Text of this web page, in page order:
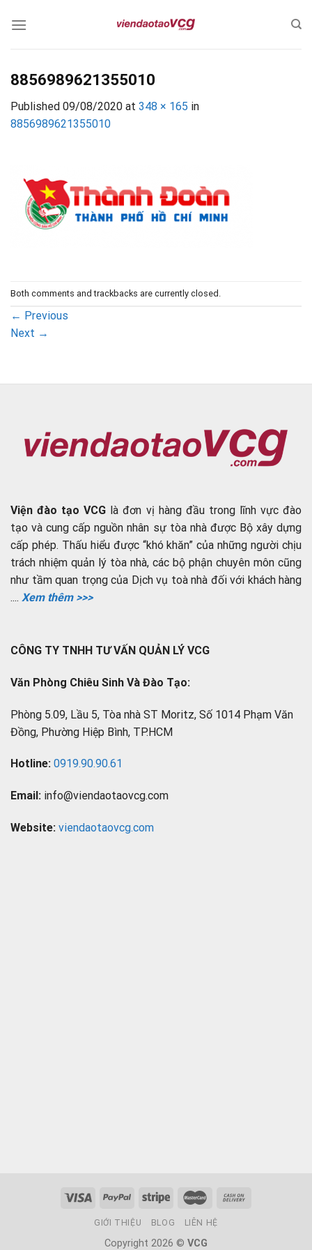
8856989621355010
Published 09/08/2020 at 348 × 165 in
8856989621355010
Both comments and trackbacks are currently closed.
← Previous
Next →
Viện đào tạo VCG là đơn vị hàng đầu trong lĩnh vực đào
tạo và cung cấp nguồn nhân sự tòa nhà được Bộ xây dựng
cấp phép. Thấu hiểu được “khó khăn” của những người chịu
trách nhiệm quản lý tòa nhà, các bộ phận chuyên môn cũng
như tầm quan trọng của Dịch vụ toà nhà đối với khách hàng
.... Xem thêm >>>
CÔNG TY TNHH TƯ VẤN QUẢN LÝ VCG
Văn Phòng Chiêu Sinh Và Đào Tạo:
Phòng 5.09, Lầu 5, Tòa nhà ST Moritz, Số 1014 Phạm Văn
Đồng, Phường Hiệp Bình, TP.HCM
Hotline: 0919.90.90.61
Email: info@viendaotaovcg.com
Website: viendaotaovcg.com
GIỚI THIỆU BLOG LIÊN HỆ
Copyright 2026 © VCG